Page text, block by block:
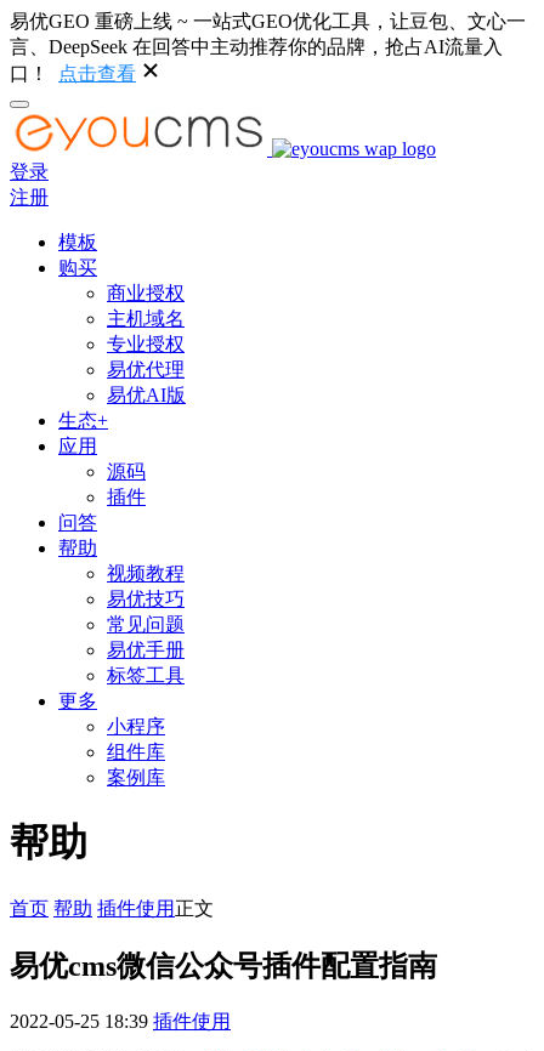
易优GEO 重磅上线 ~ 一站式GEO优化工具，让豆包、文心一
言、DeepSeek 在回答中主动推荐你的品牌，抢占AI流量入
口！
点击查看
登录
注册
模板
购买
商业授权
主机域名
专业授权
易优代理
易优AI版
生态+
应用
源码
插件
问答
帮助
视频教程
易优技巧
常见问题
易优手册
标签工具
更多
小程序
组件库
案例库
帮助
首页 帮助 插件使用 正文
易优cms微信公众号插件配置指南
2022-05-25 18:39 插件使用